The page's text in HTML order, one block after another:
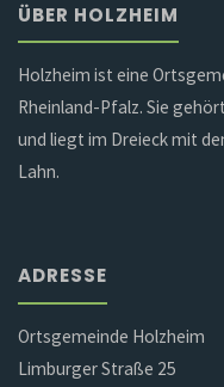
ÜBER HOLZHEIM
Holzheim ist eine
Rheinland-Pfalz. Sie
und liegt im Dreieck mit
Lahn.
ADRESSE
Ortsgemeinde Holzheim
Limburger Straße 25